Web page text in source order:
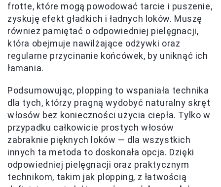
frotte, które mogą powodować tarcie i puszenie,
zyskuję efekt gładkich i ładnych loków. Muszę
również pamiętać o odpowiedniej pielęgnacji,
która obejmuje nawilżające odżywki oraz
regularne przycinanie końcówek, by uniknąć ich
łamania.
Podsumowując, plopping to wspaniała technika
dla tych, którzy pragną wydobyć naturalny skręt
włosów bez konieczności użycia ciepła. Tylko w
przypadku całkowicie prostych włosów
zabraknie pięknych loków — dla wszystkich
innych ta metoda to doskonała opcja. Dzięki
odpowiedniej pielęgnacji oraz praktycznym
technikom, takim jak plopping, z łatwością